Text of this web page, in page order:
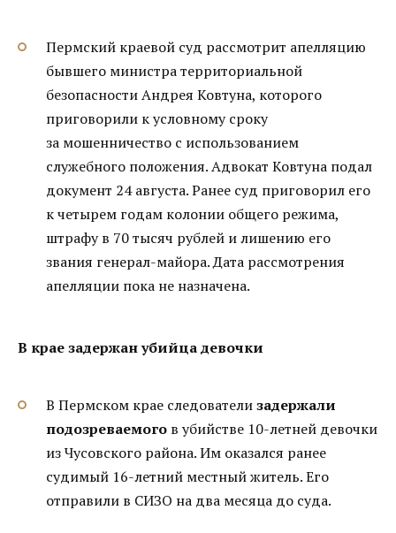
Пермский краевой суд рассмотрит апелляцию
бывшего министра территориальной
безопасности Андрея Ковтуна, которого
приговорили к условному сроку
за мошенничество с использованием
служебного положения. Адвокат Ковтуна подал
документ 24 августа. Ранее суд приговорил его
к четырем годам колонии общего режима,
штрафу в 70 тысяч рублей и лишению его
звания генерал-майора. Дата рассмотрения
апелляции пока не назначена.
В крае задержан убийца девочки
В Пермском крае следователизадержали
подозреваемого в убийстве 10-летней девочки
из Чусовского района. Им оказался ранее
судимый 16-летний местный житель. Его
отправили в СИЗО на два месяца до суда.